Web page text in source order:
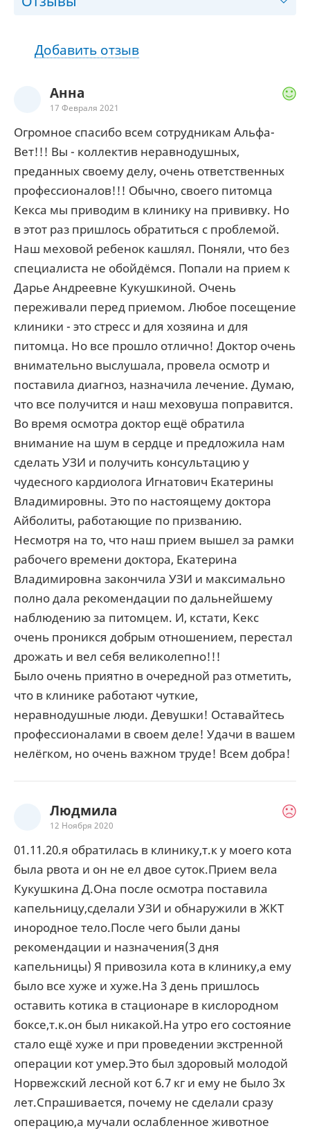
Добавить отзыв
Анна
17 Февраля 2021
Огромное спасибо всем сотрудникам Альфа-
Вет!!! Вы - коллектив неравнодушных,
преданных своему делу, очень ответственных
профессионалов!!! Обычно, своего питомца
Кекса мы приводим в клинику на прививку. Но
в этот раз пришлось обратиться с проблемой.
Наш меховой ребенок кашлял. Поняли, что без
специалиста не обойдёмся. Попали на прием к
Дарье Андреевне Кукушкиной. Очень
переживали перед приемом. Любое посещение
клиники - это стресс и для хозяина и для
питомца. Но все прошло отлично! Доктор очень
внимательно выслушала, провела осмотр и
поставила диагноз, назначила лечение. Думаю,
что все получится и наш меховуша поправится.
Во время осмотра доктор ещё обратила
внимание на шум в сердце и предложила нам
сделать УЗИ и получить консультацию у
чудесного кардиолога Игнатович Екатерины
Владимировны. Это по настоящему доктора
Айболиты, работающие по призванию.
Несмотря на то, что наш прием вышел за рамки
рабочего времени доктора, Екатерина
Владимировна закончила УЗИ и максимально
полно дала рекомендации по дальнейшему
наблюдению за питомцем. И, кстати, Кекс
очень проникся добрым отношением, перестал
дрожать и вел себя великолепно!!!
Было очень приятно в очередной раз отметить,
что в клинике работают чуткие,
неравнодушные люди. Девушки! Оставайтесь
профессионалами в своем деле! Удачи в вашем
нелёгком, но очень важном труде! Всем добра!
Людмила
12 Ноября 2020
01.11.20.я обратилась в клинику,т.к у моего кота
была рвота и он не ел двое суток.Прием вела
Кукушкина Д.Она после осмотра поставила
капельницу,сделали УЗИ и обнаружили в ЖКТ
инородное тело.После чего были даны
рекомендации и назначения(3 дня
капельницы) Я привозила кота в клинику,а ему
было все хуже и хуже.На 3 день пришлось
оставить котика в стационаре в кислородном
боксе,т.к.он был никакой.На утро его состояние
стало ещё хуже и при проведении экстренной
операции кот умер.Это был здоровый молодой
Норвежский лесной кот 6.7 кг и ему не было 3х
лет.Спрашивается, почему не сделали сразу
операцию,а мучали ослабленное животное